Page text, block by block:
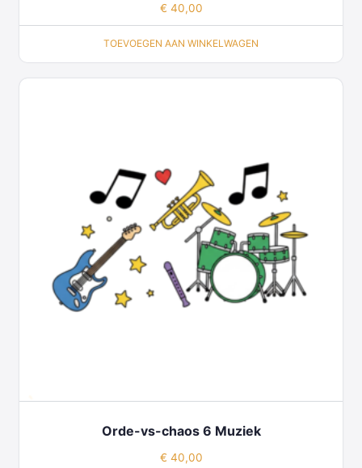
€ 40,00
TOEVOEGEN AAN WINKELWAGEN
Orde-vs-chaos 6 Muziek
€ 40,00